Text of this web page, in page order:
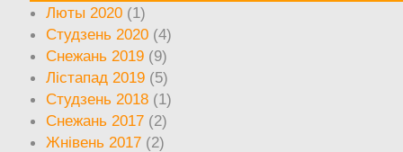
Люты 2020 (1)
Студзень 2020 (4)
Снежань 2019 (9)
Лістапад 2019 (5)
Студзень 2018 (1)
Снежань 2017 (2)
Жнівень 2017 (2)